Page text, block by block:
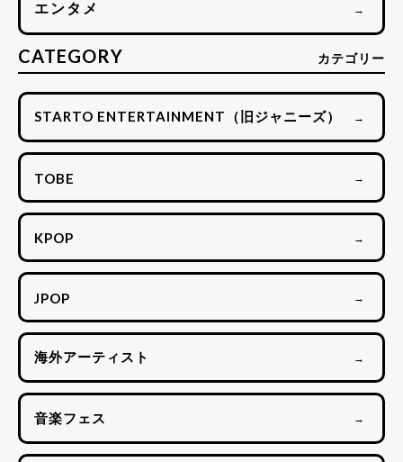
エンタメ →
CATEGORY カテゴリー
STARTO ENTERTAINMENT（旧ジャニーズ） →
TOBE →
KPOP →
JPOP →
海外アーティスト →
音楽フェス →